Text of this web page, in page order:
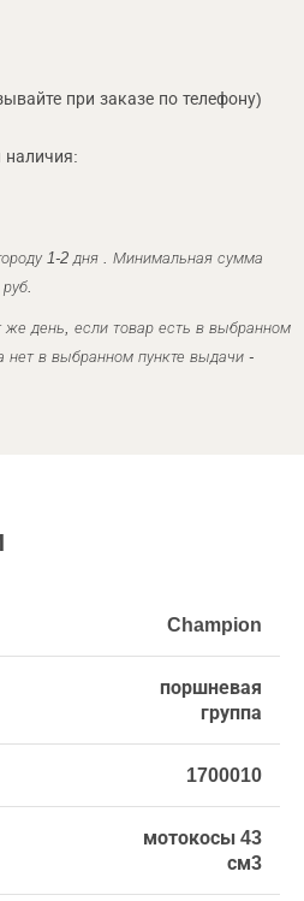
при заказе по телефону)
наличия:
1-2 дня . Минимальная сумма
день, если товар есть в выбранном
нет в выбранном пункте выдачи -
Champion
поршневая
группа
1700010
мотокосы 43
см3